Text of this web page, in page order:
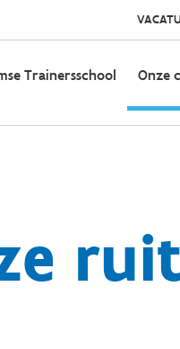
Trainersschool Onze